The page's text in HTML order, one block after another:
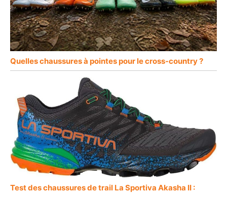
Quelles chaussures à pointes pour le cross-country ?
Test des chaussures de trail La Sportiva Akasha II :